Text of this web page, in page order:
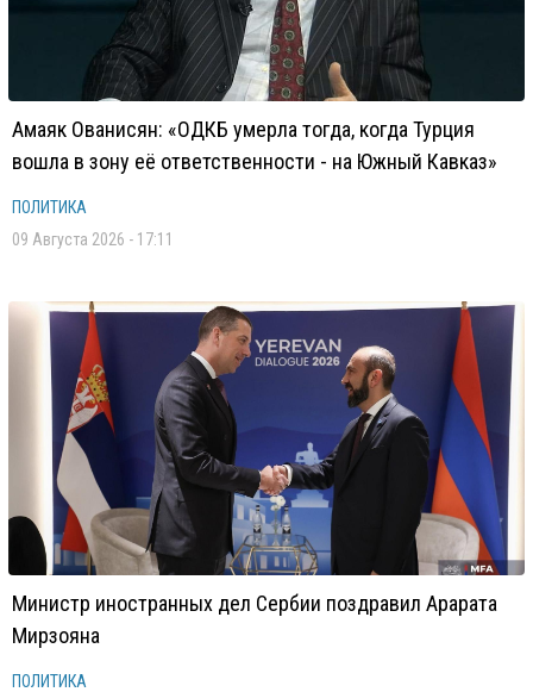
Амаяк Ованисян: «ОДКБ умерла тогда, когда Турция
вошла в зону её ответственности - на Южный Кавказ»
ПОЛИТИКА
09 Августа 2026 - 17:11
Министр иностранных дел Сербии поздравил Арарата
Мирзояна
ПОЛИТИКА